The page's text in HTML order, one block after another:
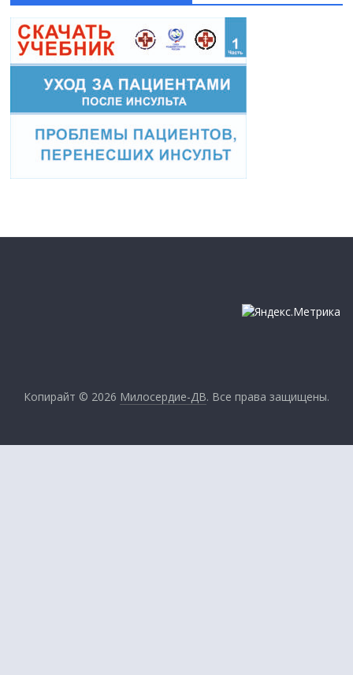
Копирайт © 2026 Милосердие-ДВ. Все права защищены.